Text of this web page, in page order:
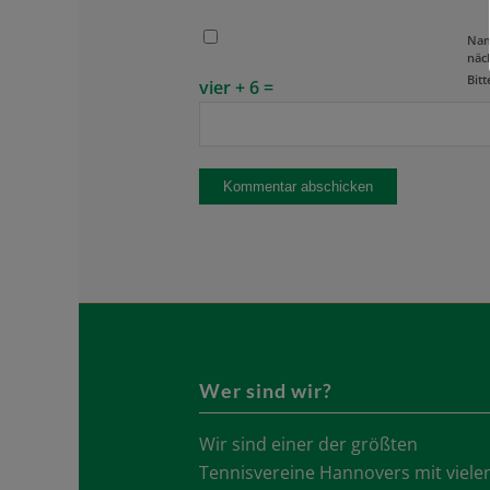
vier + 6 =
Wer sind wir?
Wir sind einer der größten
Tennisvereine Hannovers mit